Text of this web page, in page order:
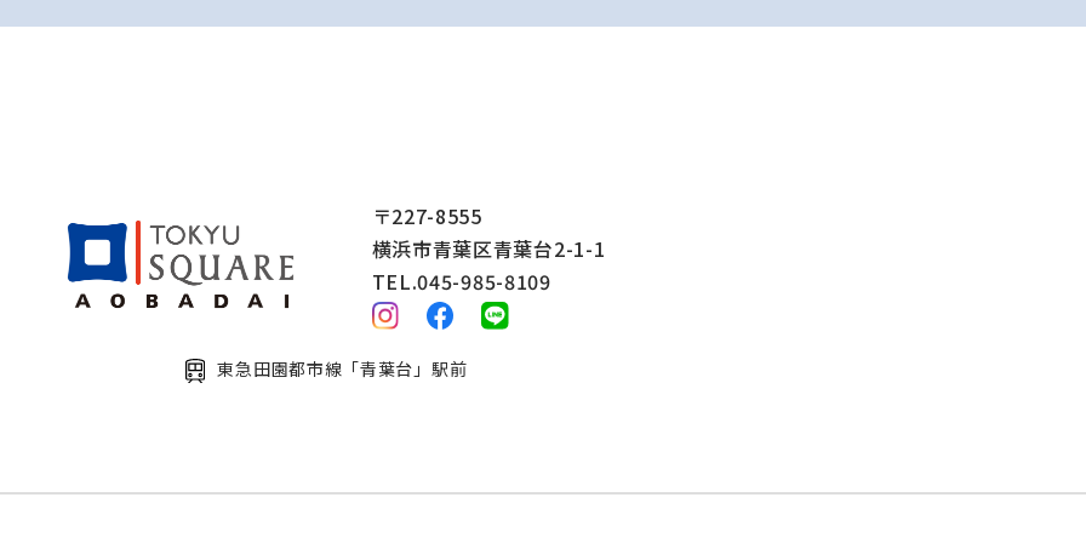
〒227-8555
横浜市青葉区青葉台2-1-1
TEL.045-985-8109
東急田園都市線「青葉台」駅前